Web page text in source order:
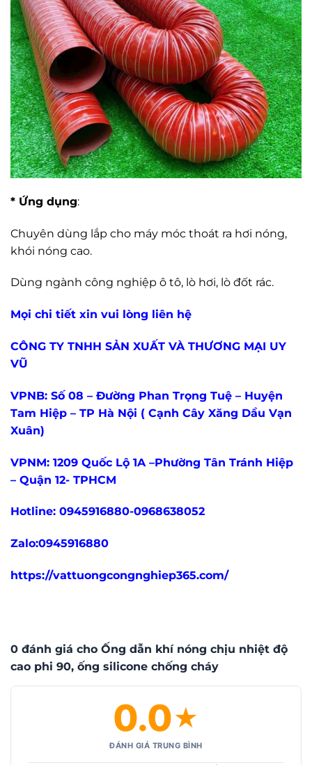
* Ứng dụng:
Chuyên dùng lắp cho máy móc thoát ra hơi nóng,
khói nóng cao.
Dùng ngành công nghiệp ô tô, lò hơi, lò đốt rác.
Mọi chi tiết xin vui lòng liên hệ
CÔNG TY TNHH SẢN XUẤT VÀ THƯƠNG MẠI UY
VŨ
VPNB: Số 08 – Đường Phan Trọng Tuệ – Huyện
Tam Hiệp – TP Hà Nội ( Cạnh Cây Xăng Dầu Vạn
Xuân)
VPNM: 1209 Quốc Lộ 1A –Phường Tân Tránh Hiệp
– Quận 12- TPHCM
Hotline: 0945916880-0968638052
Zalo:0945916880
https://vattuongcongnghiep365.com/
0 đánh giá cho Ống dẫn khí nóng chịu nhiệt độ
cao phi 90, ống silicone chống cháy
0.0★
ĐÁNH GIÁ TRUNG BÌNH